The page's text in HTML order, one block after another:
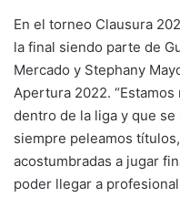
En el torneo Clausura
la final siendo parte de
Mercado y Stephany
Apertura 2022.
dentro de la liga y que
siempre peleamos
acostumbradas a jugar
poder llegar a